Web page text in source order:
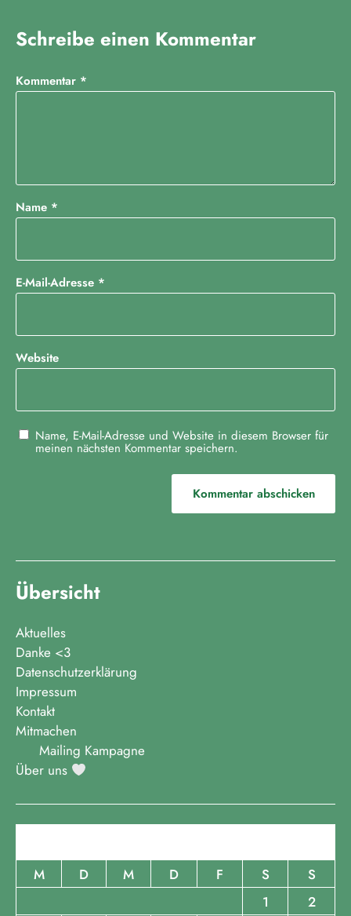
Schreibe einen Kommentar
Kommentar *
Name *
E-Mail-Adresse *
Website
Name, E-Mail-Adresse und Website in diesem Browser für
meinen nächsten Kommentar speichern.
Übersicht
Aktuelles
Danke <3
Datenschutzerklärung
Impressum
Kontakt
Mitmachen
Mailing Kampagne
Über uns
M
D M D F S
S
1
2